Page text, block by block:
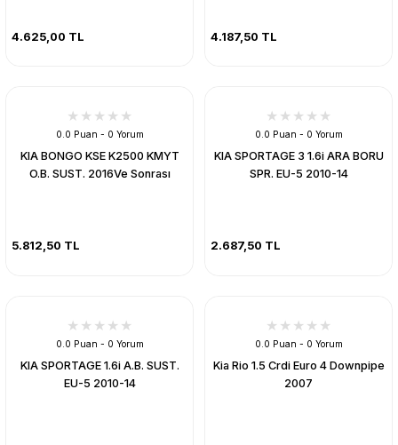
4.625,00 TL 4.187,50 TL
0.0 Puan - 0 Yorum
KIA BONGO KSE K2500 KMYT
O.B. SUST. 2016Ve Sonrası
5.812,50 TL
0.0 Puan - 0 Yorum
KIA SPORTAGE 3 1.6i ARA BORU
SPR. EU-5 2010-14
2.687,50 TL
0.0 Puan - 0 Yorum
KIA SPORTAGE 1.6i A.B. SUST.
EU-5 2010-14
0.0 Puan - 0 Yorum
Kia Rio 1.5 Crdi Euro 4 Downpipe
2007